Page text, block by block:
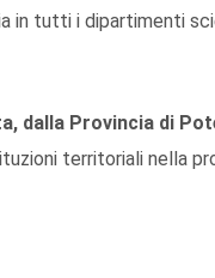
in tutti i dipartimenti
dalla Provincia di
territoriali nella